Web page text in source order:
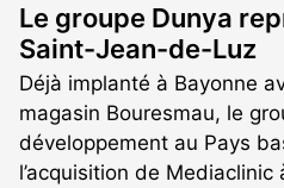
Le groupe Dunya
Saint-Jean-de-Luz
Déjà implanté à Bayonne
magasin Bouresmau, le
développement au Pays
l’acquisition de